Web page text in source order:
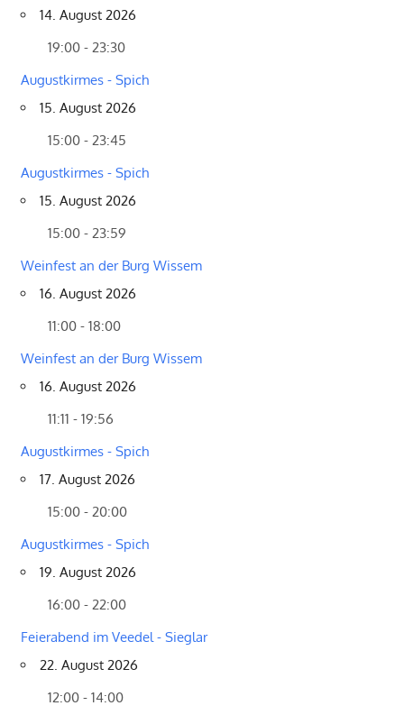
14. August 2026
19:00 - 23:30
Augustkirmes - Spich
15. August 2026
15:00 - 23:45
Augustkirmes - Spich
15. August 2026
15:00 - 23:59
Weinfest an der Burg Wissem
16. August 2026
11:00 - 18:00
Weinfest an der Burg Wissem
16. August 2026
11:11 - 19:56
Augustkirmes - Spich
17. August 2026
15:00 - 20:00
Augustkirmes - Spich
19. August 2026
16:00 - 22:00
Feierabend im Veedel - Sieglar
22. August 2026
12:00 - 14:00